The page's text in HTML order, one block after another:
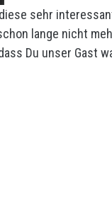
sehr
lange nicht
Du unser Gast